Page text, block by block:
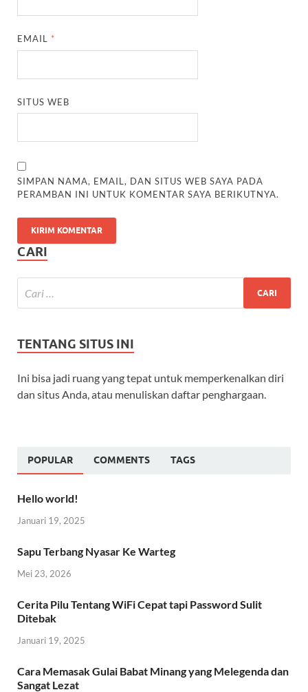
EMAIL *
SITUS WEB
SIMPAN NAMA, EMAIL, DAN SITUS WEB SAYA PADA
PERAMBAN INI UNTUK KOMENTAR SAYA BERIKUTNYA.
CARI
TENTANG SITUS INI
Ini bisa jadi ruang yang tepat untuk memperkenalkan diri
dan situs Anda, atau menuliskan daftar penghargaan.
POPULAR COMMENTS TAGS
Hello world!
Januari 19, 2025
Sapu Terbang Nyasar Ke Warteg
Mei 23, 2026
Cerita Pilu Tentang WiFi Cepat tapi Password Sulit
Ditebak
Januari 19, 2025
Cara Memasak Gulai Babat Minang yang Melegenda dan
Sangat Lezat